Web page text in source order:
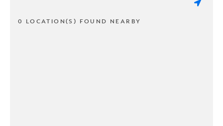
0 LOCATION(S) FOUND NEARBY